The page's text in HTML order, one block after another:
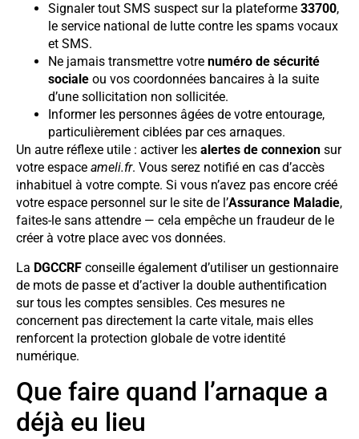
Signaler tout SMS suspect sur la plateforme 33700,
le service national de lutte contre les spams vocaux
et SMS.
Ne jamais transmettre votre numéro de sécurité
sociale ou vos coordonnées bancaires à la suite
d’une sollicitation non sollicitée.
Informer les personnes âgées de votre entourage,
particulièrement ciblées par ces arnaques.
Un autre réflexe utile : activer les alertes de connexion sur
votre espace ameli.fr. Vous serez notifié en cas d’accès
inhabituel à votre compte. Si vous n’avez pas encore créé
votre espace personnel sur le site de l’Assurance Maladie,
faites-le sans attendre — cela empêche un fraudeur de le
créer à votre place avec vos données.
La DGCCRF conseille également d’utiliser un gestionnaire
de mots de passe et d’activer la double authentification
sur tous les comptes sensibles. Ces mesures ne
concernent pas directement la carte vitale, mais elles
renforcent la protection globale de votre identité
numérique.
Que faire quand l’arnaque a
déjà eu lieu